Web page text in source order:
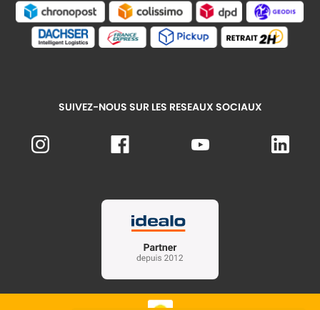
SUIVEZ-NOUS SUR LES RESEAUX SOCIAUX